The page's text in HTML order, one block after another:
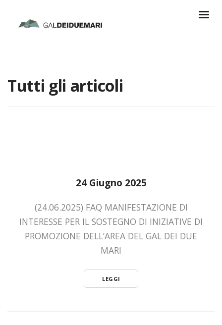
Tutti gli articoli
24 Giugno 2025
(24.06.2025) FAQ MANIFESTAZIONE DI
INTERESSE PER IL SOSTEGNO DI INIZIATIVE DI
PROMOZIONE DELL’AREA DEL GAL DEI DUE
MARI
LEGGI